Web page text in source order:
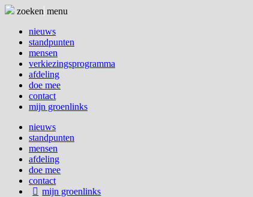
Naar
inhoud
springen
zoeken menu
nieuws
standpunten
mensen
verkiezingsprogramma
afdeling
doe mee
contact
mijn groenlinks
nieuws
standpunten
mensen
afdeling
doe mee
contact
mijn groenlinks